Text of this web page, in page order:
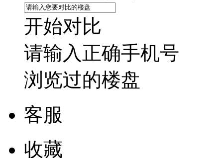
开始对比
请输入正确手机号
浏览过的楼盘
客服
收藏